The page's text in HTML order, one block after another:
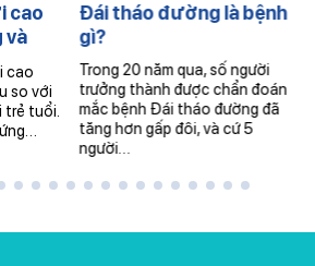
cao
và
cao
so với
trẻ tuổi.
Đái tháo đường là bệnh
gì?
Trong 20 năm qua, số người
trưởng thành được chẩn đoán
mắc bệnh Đái tháo đường đã
tăng hơn gấp đôi, và cứ 5
người…